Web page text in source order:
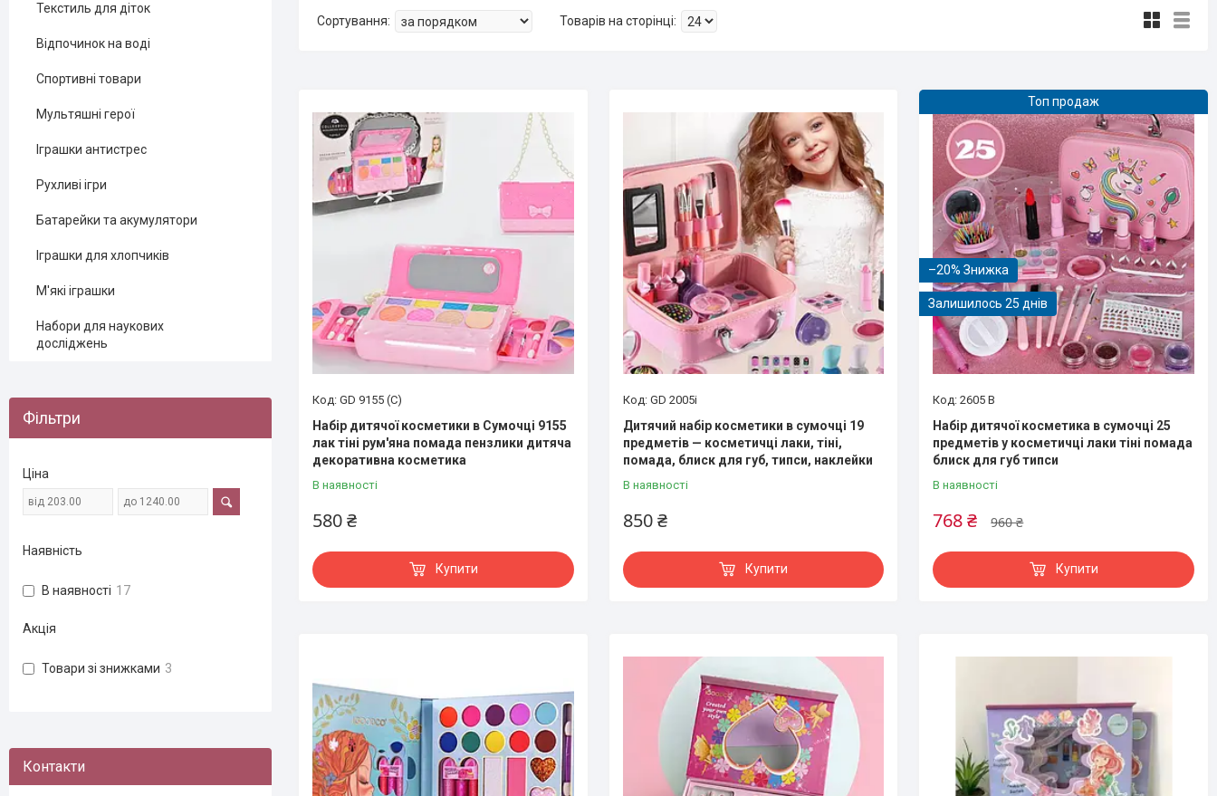
GD 9155 (С)
Набір дитячої косметики в Сумочці 9155
лак тіні рум'яна помада пензлики дитяча
декоративна косметика
В наявності
580 ₴
Купити
GD 2005i
Дитячий набір косметики в сумочці 19
предметів — косметичці лаки, тіні,
помада, блиск для губ, типси, наклейки
В наявності
850 ₴
Купити
Топ продаж
–20%
Залишилось 25 днів
2605 B
Набір дитячої косметика в сумочці 25
предметів у косметичці лаки тіні помада
блиск для губ типси
В наявності
960 ₴
768 ₴
Купити
Текстиль для діток
Відпочинок на воді
Спортивні товари
Мультяшні герої
Іграшки антистрес
Рухливі ігри
Батарейки та акумулятори
Іграшки для хлопчиків
М'які іграшки
Набори для наукових
досліджень
Фільтри
Ціна
Наявність
В наявності 17
Акція
Товари зі знижками 3